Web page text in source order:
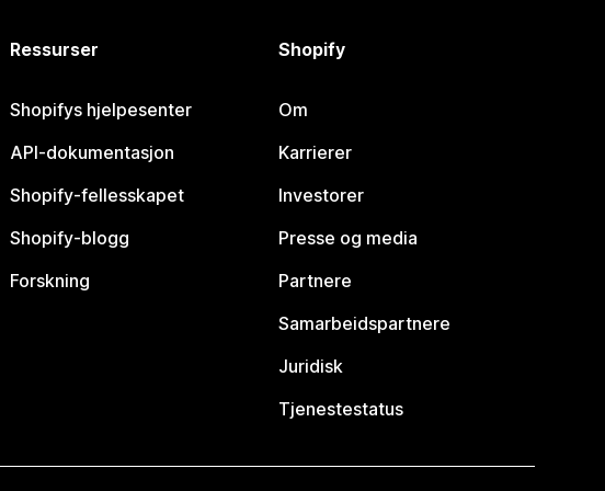
Ressurser
Shopifys hjelpesenter
API-dokumentasjon
Shopify-fellesskapet
Shopify-blogg
Forskning
Shopify
Om
Karrierer
Investorer
Presse og media
Partnere
Samarbeidspartnere
Juridisk
Tjenestestatus